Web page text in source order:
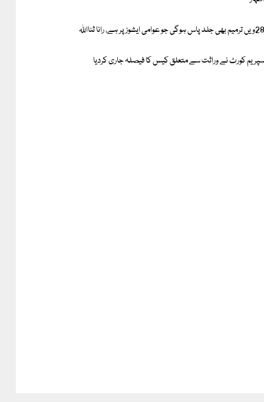
28ویں ترمیم بھی جلد پاس ہوگی جو عوامی ایشوز پر ہے، رانا ثنااللہ
سپریم کورٹ نے وراثت سے متعلق کیس کا فیصلہ جاری کردیا